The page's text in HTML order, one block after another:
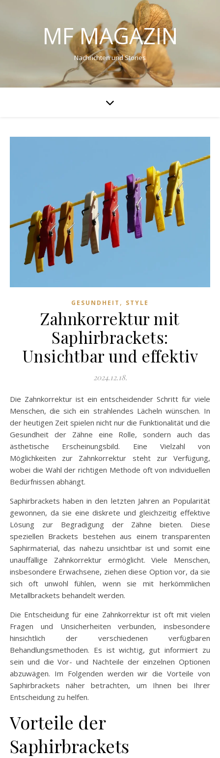
MF MAGAZIN
Nachrichten und Stories
GESUNDHEIT , STYLE
Zahnkorrektur mit
Saphirbrackets:
Unsichtbar und effektiv
2024.12.18.
Die Zahnkorrektur ist ein entscheidender Schritt für viele
Menschen, die sich ein strahlendes Lächeln wünschen. In
der heutigen Zeit spielen nicht nur die Funktionalität und die
Gesundheit der Zähne eine Rolle, sondern auch das
ästhetische Erscheinungsbild. Eine Vielzahl von
Möglichkeiten zur Zahnkorrektur steht zur Verfügung,
wobei die Wahl der richtigen Methode oft von individuellen
Bedürfnissen abhängt.
Saphirbrackets haben in den letzten Jahren an Popularität
gewonnen, da sie eine diskrete und gleichzeitig effektive
Lösung zur Begradigung der Zähne bieten. Diese
speziellen Brackets bestehen aus einem transparenten
Saphirmaterial, das nahezu unsichtbar ist und somit eine
unauffällige Zahnkorrektur ermöglicht. Viele Menschen,
insbesondere Erwachsene, ziehen diese Option vor, da sie
sich oft unwohl fühlen, wenn sie mit herkömmlichen
Metallbrackets behandelt werden.
Die Entscheidung für eine Zahnkorrektur ist oft mit vielen
Fragen und Unsicherheiten verbunden, insbesondere
hinsichtlich der verschiedenen verfügbaren
Behandlungsmethoden. Es ist wichtig, gut informiert zu
sein und die Vor- und Nachteile der einzelnen Optionen
abzuwägen. Im Folgenden werden wir die Vorteile von
Saphirbrackets näher betrachten, um Ihnen bei Ihrer
Entscheidung zu helfen.
Vorteile der
Saphirbrackets